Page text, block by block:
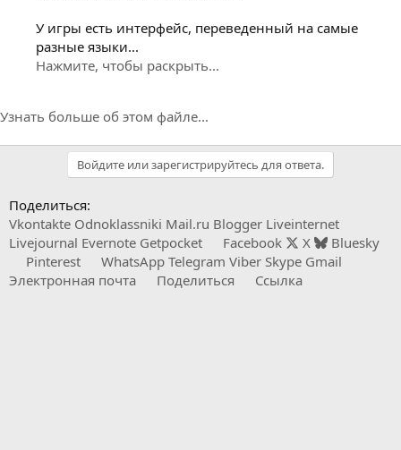
У игры есть интерфейс, переведенный на самые
разные языки...
Нажмите, чтобы раскрыть...
Узнать больше об этом файле...
Войдите или зарегистрируйтесь для ответа.
Поделиться:
Vkontakte Odnoklassniki Mail.ru Blogger Liveinternet
Livejournal Evernote Getpocket Facebook X
Bluesky
Pinterest
WhatsApp Telegram Viber Skype Gmail
Электронная почта
Поделиться Ссылка